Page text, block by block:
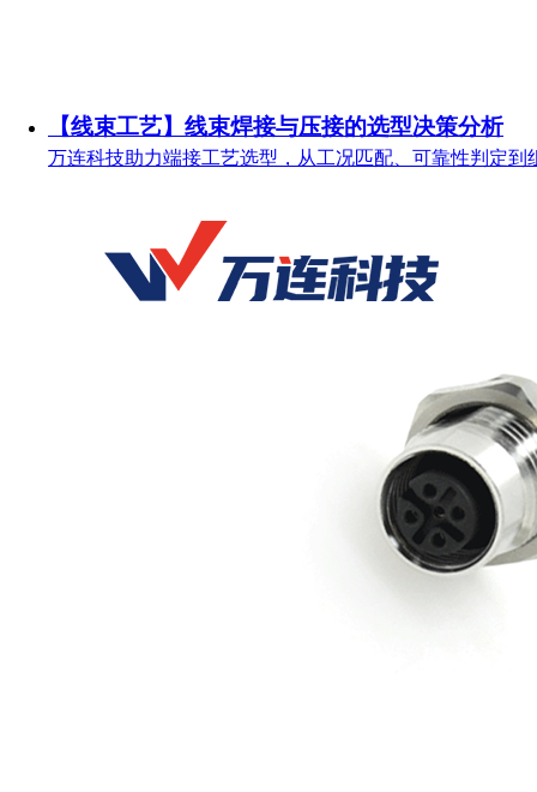
【线束工艺】线束焊接与压接的选型决策分析
万连科技助力端接工艺选型，从工况匹配、可靠性判定到